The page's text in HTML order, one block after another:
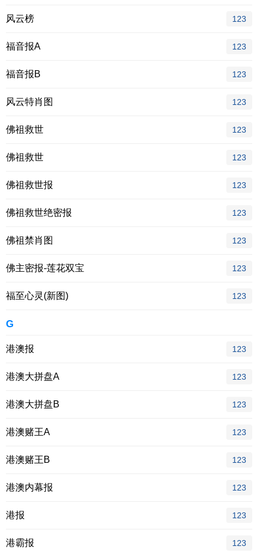
风云榜 123
福音报A 123
福音报B 123
风云特肖图 123
佛祖救世 123
佛祖救世 123
佛祖救世报 123
佛祖救世绝密报 123
佛祖禁肖图 123
佛主密报-莲花双宝 123
福至心灵(新图) 123
G
港澳报 123
港澳大拼盘A 123
港澳大拼盘B 123
港澳赌王A 123
港澳赌王B 123
港澳内幕报 123
港报 123
港霸报 123